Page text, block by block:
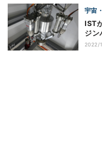
宇宙
IST
ジン
2022/